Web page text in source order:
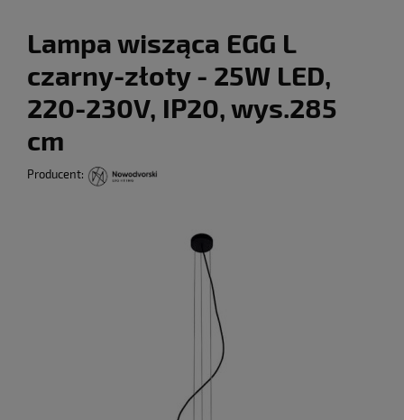
Lampa wisząca EGG L
czarny-złoty - 25W LED,
220-230V, IP20, wys.285
cm
Producent: